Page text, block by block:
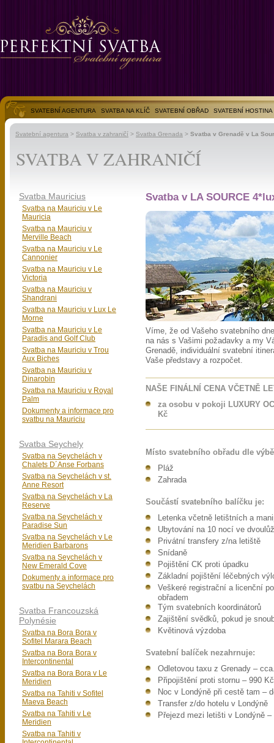
SVATEBNÍ AGENTURA SVATBA NA KLÍČ SVATEBNÍ OBŘAD
SVATEBNÍ HOSTINA
SVATEBNÍ FOTOGALERIE
Svatební agentura > Svatba v zahraničí > Svatba Grenada > Svatba v Grenadě v La
SVATBA V ZAHRANIČÍ
Svatba v LA SOURCE
Víme, že od Vašeho svatebního
na nás s Vašimi požadavky a my
Grenadě, individuální svatební
Vaše představy a rozpočet.
NAŠE FINÁLNÍ CENA VČETNĚ
za osobu v pokoji LUXURY
Kč
Místo svatebního obřadu dle
Pláž
Zahrada
Součástí svatebního balíčku je:
Letenka včetně letištních a
Ubytování na 10 nocí ve
Privátní transfery z/na letiště
Snídaně
Pojištění CK proti úpadku
Základní pojištění léčebných
Veškeré registrační a licenční
obřadem
Tým svatebních koordinátorů
Zajištění svědků, pokud je
Květinová výzdoba
Svatební balíček nezahrnuje:
Odletovou taxu z Grenady –
Připojištění proti stornu – 990
Noc v Londýně při cestě tam –
Transfer z/do hotelu v Londýně
Přejezd mezi letišti v Londýně
Svatba Mauricius
Svatba na Mauriciu v Le
Mauricia
Svatba na Mauriciu v
Merville Beach
Svatba na Mauriciu v Le
Cannonier
Svatba na Mauriciu v Le
Victoria
Svatba na Mauriciu v
Shandrani
Svatba na Mauriciu v Lux Le
Morne
Svatba na Mauriciu v Le
Paradis and Golf Club
Svatba na Mauriciu v Trou
Aux Biches
Svatba na Mauriciu v
Dinarobin
Svatba na Mauriciu v Royal
Palm
Dokumenty a informace pro
svatbu na Mauriciu
Svatba Seychely
Svatba na Seychelách v
Chalets D´Anse Forbans
Svatba na Seychelách v st.
Anne Resort
Svatba na Seychelách v La
Reserve
Svatba na Seychelách v
Paradise Sun
Svatba na Seychelách v Le
Meridien Barbarons
Svatba na Seychelách v
New Emerald Cove
Dokumenty a informace pro
svatbu na Seychelách
Svatba Francouzská
Polynésie
Svatba na Bora Bora v
Sofitel Marara Beach
Svatba na Bora Bora v
Intercontinental
Svatba na Bora Bora v Le
Meridien
Svatba na Tahiti v Sofitel
Maeva Beach
Svatba na Tahiti v Le
Meridien
Svatba na Tahiti v